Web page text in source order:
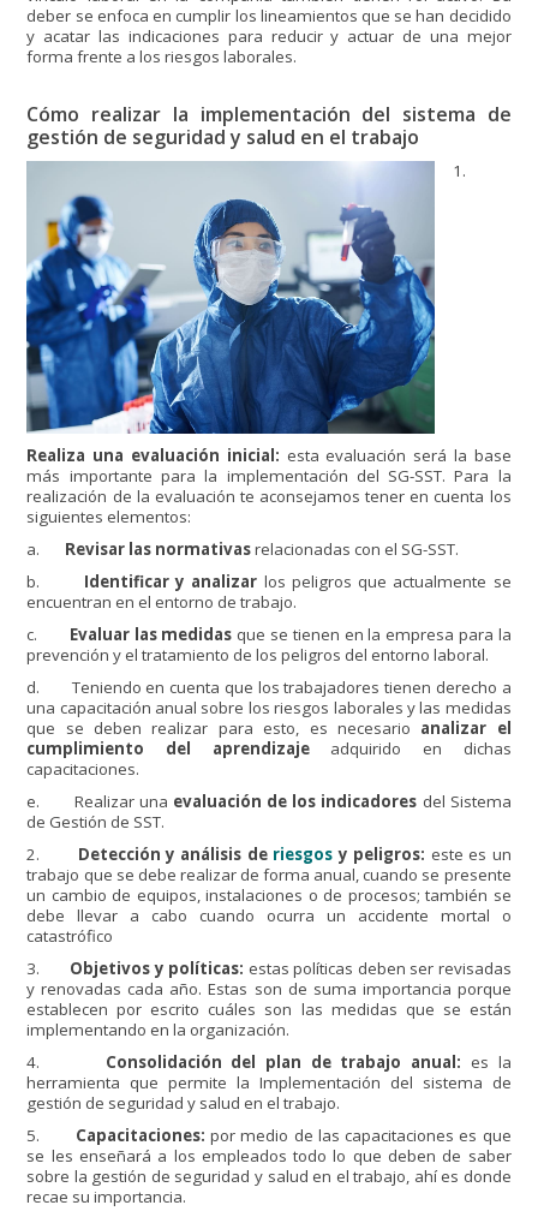
deber se enfoca en cumplir los lineamientos que se han decidido
y acatar las indicaciones para reducir y actuar de una mejor
forma frente a los riesgos laborales.
Cómo realizar la implementación del sistema de
gestión de seguridad y salud en el trabajo
1.
Realiza una evaluación inicial: esta evaluación será la base
más importante para la implementación del SG-SST. Para la
realización de la evaluación te aconsejamos tener en cuenta los
siguientes elementos:
a. Revisar las normativasrelacionadas con el SG-SST.
b. Identificar y analizar los peligros que actualmente se
encuentran en el entorno de trabajo.
c.
Evaluar las medidas que se tienen en la empresa para la
prevención y el tratamiento de los peligros del entorno laboral.
d. Teniendo en cuenta que los trabajadores tienen derecho a
una capacitación anual sobre los riesgos laborales y las medidas
que se deben realizar para esto, es necesario analizar el
cumplimiento del aprendizajeadquirido en dichas
capacitaciones.
e. Realizar una evaluación de los indicadores del Sistema
de Gestión de SST.
2. Detección y análisis de riesgos y peligros: este es un
trabajo que se debe realizar de forma anual, cuando se presente
un cambio de equipos, instalaciones o de procesos; también se
debe llevar a cabo cuando ocurra un accidente mortal o
catastrófico
3. Objetivos y políticas: estas políticas deben ser revisadas
y renovadas cada año. Estas son de suma importancia porque
establecen por escrito cuáles son las medidas que se están
implementando en la organización.
4.
Consolidación del plan de trabajo anual: es la
herramienta que permite la Implementación del sistema de
gestión de seguridad y salud en el trabajo.
5. Capacitaciones:por medio de las capacitaciones es que
se les enseñará a los empleados todo lo que deben de saber
sobre la gestión de seguridad y salud en el trabajo, ahí es donde
recae su importancia.